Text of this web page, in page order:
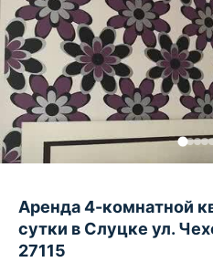
Аренда 4-комнатной
сутки в Слуцке ул.
27115